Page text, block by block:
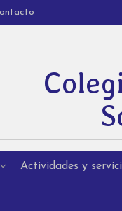
Actividades y